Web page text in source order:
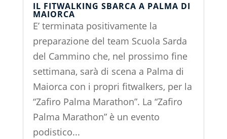
IL FITWALKING SBARCA A PALMA DI
MAIORCA
E’ terminata positivamente la
preparazione del team Scuola Sarda
del Cammino che, nel prossimo fine
settimana, sarà di scena a Palma di
Maiorca con i propri fitwalkers, per la
“Zafiro Palma Marathon”. La “Zafiro
Palma Marathon” è un evento
podistico...